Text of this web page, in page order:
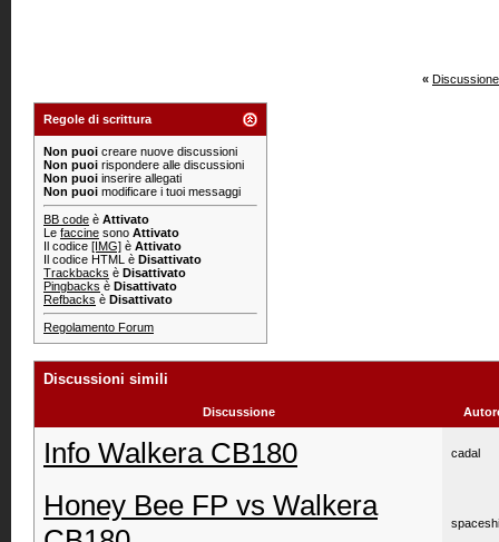
«
Regole di scrittura
Non puoi creare nuove discussioni
Non puoi rispondere alle discussioni
Non puoi inserire allegati
Non puoi modificare i tuoi messaggi
BB code è Attivato
Le faccine sono Attivato
Il codice [IMG] è Attivato
Il codice HTML è Disattivato
Trackbacks è Disattivato
Pingbacks è Disattivato
Refbacks è Disattivato
Regolamento Forum
Discussioni simili
Discussione
Info Walkera CB180 cadal
Honey Bee FP vs Walkera